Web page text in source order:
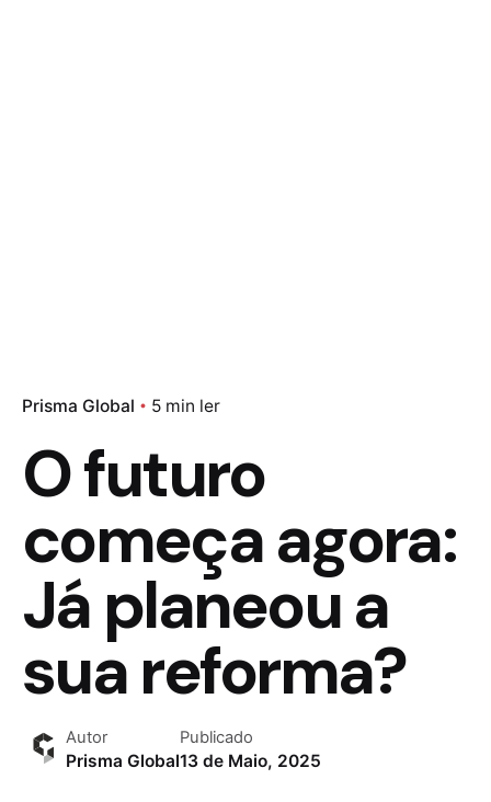
Prisma Global 5 min ler
O futuro
começa agora:
Já planeou a
sua reforma?
Autor
Prisma Global
Publicado
13 de Maio, 2025